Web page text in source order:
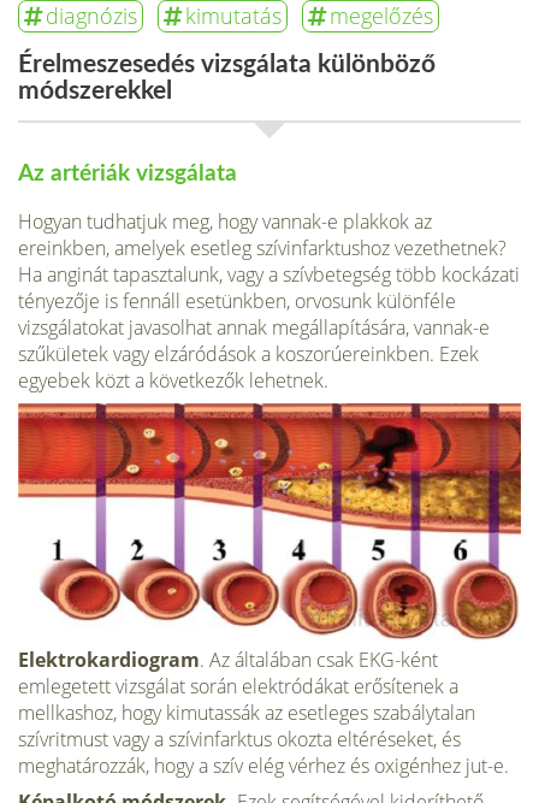
diagnózis kimutatás megelőzés
Érelmeszesedés vizsgálata különböző
módszerekkel
Az artériák vizsgálata
Hogyan tudhatjuk meg, hogy vannak-e plakkok az
ereinkben, amelyek esetleg szívinfarktushoz vezethetnek?
Ha anginát tapasztalunk, vagy a szívbetegség több kockázati
tényezője is fennáll esetünkben, orvosunk különféle
vizsgálatokat javasolhat annak megállapítására, vannak-e
szűkületek vagy elzáródások a koszorúereinkben. Ezek
egyebek közt a következők lehetnek.
Elektrokardiogram. Az általában csak EKG-ként
emlegetett vizsgálat során elektródákat erősítenek a
mellkashoz, hogy kimutassák az esetleges szabálytalan
szívritmust vagy a szívinfarktus okozta eltéréseket, és
meghatározzák, hogy a szív elég vérhez és oxigénhez jut-e.